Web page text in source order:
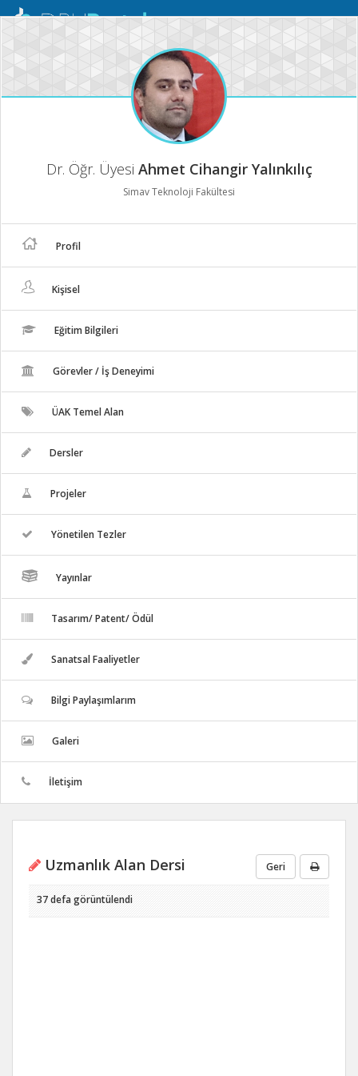
Mobil
Dr. Öğr. Üyesi Ahmet Cihangir Yalınkılıç
Simav Teknoloji Fakültesi
Profil
Kişisel
Eğitim Bilgileri
Görevler / İş Deneyimi
ÜAK Temel Alan
Dersler
Projeler
Yönetilen Tezler
Yayınlar
Tasarım/ Patent/ Ödül
Sanatsal Faaliyetler
Bilgi Paylaşımlarım
Galeri
İletişim
Uzmanlık Alan Dersi Geri
37 defa görüntülendi